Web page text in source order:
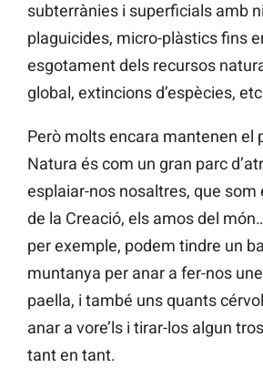
subterrànies i superficials amb
plaguicides, micro-plàstics fins
esgotament dels recursos
global, extincions d’espècies,
Però molts encara mantenen el
Natura és com un gran parc
esplaiar-nos nosaltres, que som
de la Creació, els amos del
per exemple, podem tindre un
muntanya per anar a fer-nos
paella, i també uns quants
anar a vore’ls i tirar-los algun
tant en tant.